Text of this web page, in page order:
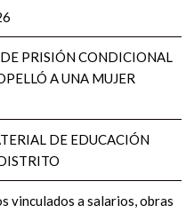
PRISIÓN CONDICIONAL
A UNA MUJER
DE EDUCACIÓN
vinculados a salarios, obras